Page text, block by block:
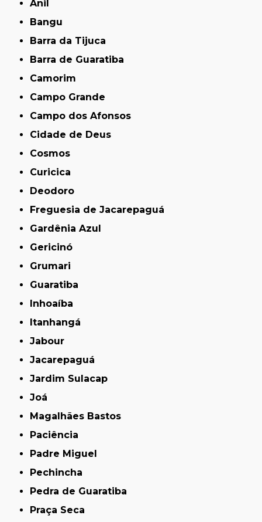
Anil
Bangu
Barra da Tijuca
Barra de Guaratiba
Camorim
Campo Grande
Campo dos Afonsos
Cidade de Deus
Cosmos
Curicica
Deodoro
Freguesia de Jacarepaguá
Gardênia Azul
Gericinó
Grumari
Guaratiba
Inhoaíba
Itanhangá
Jabour
Jacarepaguá
Jardim Sulacap
Joá
Magalhães Bastos
Paciência
Padre Miguel
Pechincha
Pedra de Guaratiba
Praça Seca